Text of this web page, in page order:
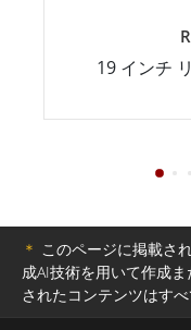
19 インチ
＊ このページに掲載さ
成AI技術を用いて作成
されたコンテンツはす